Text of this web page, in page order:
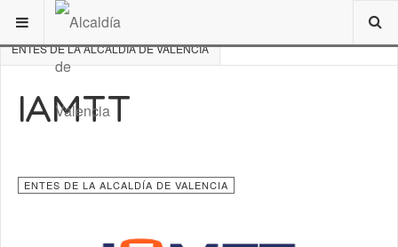
ESTÁ AQUÍ: DE INTERÉS
ENTES DE LA ALCALDÍA DE VALENCIA
IAMTT
ENTES DE LA ALCALDÍA DE VALENCIA